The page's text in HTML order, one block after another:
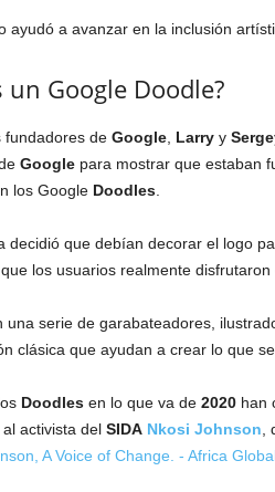
ayudó a avanzar en la inclusión
un Google Doodle?
fundadores de Google, Larryy
Googlepara mostrar que estaban
los Google Doodles.
decidió que debían decorar el logo
los usuarios realmente
una serie de garabateadores,
clásica que ayudan a crear lo que
Doodlesen lo que va de 2020han
activista del SIDA Nkosi Johnson